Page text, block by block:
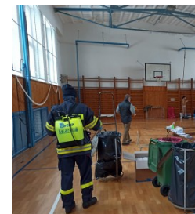
DHZ DYČKA
DHZM VRÁBLE
AKO SA STAŤ ČLENOM
FOTOALBUM